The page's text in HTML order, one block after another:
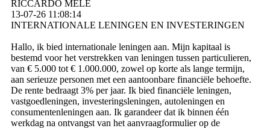
RICCARDO MELE
13-07-26 11:08:14
INTERNATIONALE LENINGEN EN INVESTERINGEN
Hallo, ik bied internationale leningen aan. Mijn kapitaal is
bestemd voor het verstrekken van leningen tussen particulieren,
van € 5.000 tot € 1.000.000, zowel op korte als lange termijn,
aan serieuze personen met een aantoonbare financiële behoefte.
De rente bedraagt ​​3% per jaar. Ik bied financiële leningen,
vastgoedleningen, investeringsleningen, autoleningen en
consumentenleningen aan. Ik garandeer dat ik binnen één
werkdag na ontvangst van het aanvraagformulier op de